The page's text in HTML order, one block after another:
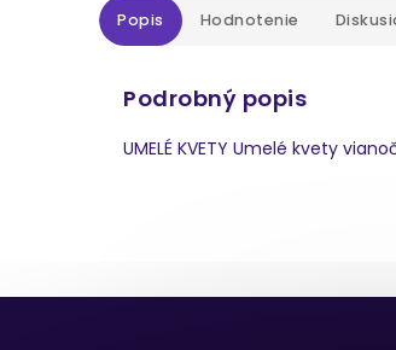
Popis Hodnotenie
Podrobný popis
UMELÉ KVETY Umelé kvety